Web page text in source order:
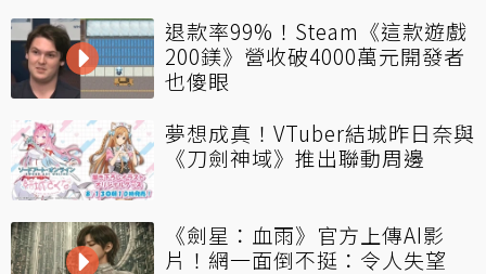
退款率99%！Steam《這款遊戲
200鎂》營收破4000萬元開發者
也傻眼
夢想成真！VTuber結城昨日奈與
《刀劍神域》推出聯動周邊
《劍星：血雨》官方上傳AI影
片！網一面倒不挺：令人失望